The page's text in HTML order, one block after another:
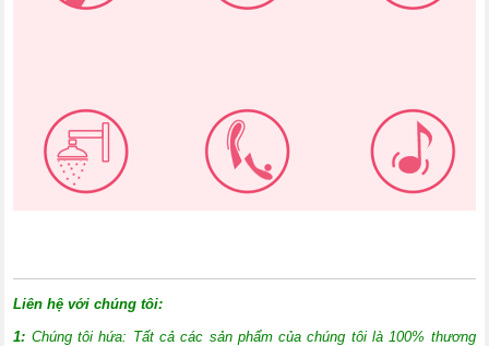
Liên hệ với chúng tôi:
1: Chúng tôi hứa: Tất cả các sản phẩm của chúng tôi là 100% thương